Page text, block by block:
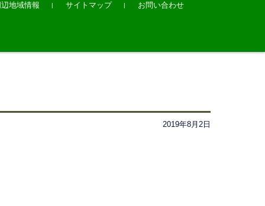
地域情報 サイトマップ お問い合わせ
2019年8月2日